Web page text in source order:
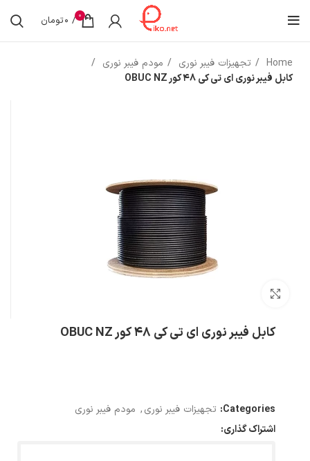
0
/
0تومان
Home تجهیزات فیبر نوری
مودم فیبر نوری
کابل فیبر نوری ای تی کی 48 کور OBUC NZ
کابل فیبر نوری ای تی کی 48 کور OBUC NZ
Categories: تجهیزات فیبر نوری, مودم فیبر نوری
اشتراک گذاری: